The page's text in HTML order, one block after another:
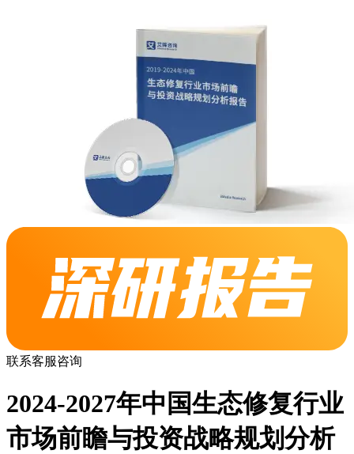
联系客服咨询
2024-2027年中国生态修复行业
市场前瞻与投资战略规划分析